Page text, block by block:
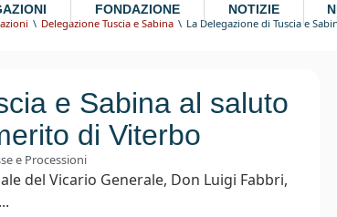
FONDAZIONE NOTIZIE
Delegazione Tuscia e Sabina La Delegazione di Tuscia e
e Sabina al saluto
di Viterbo
e Processioni
del Vicario Generale, Don Luigi Fabbri,